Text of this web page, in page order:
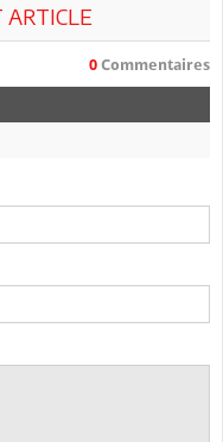
ARTICLE
0 Commentaires